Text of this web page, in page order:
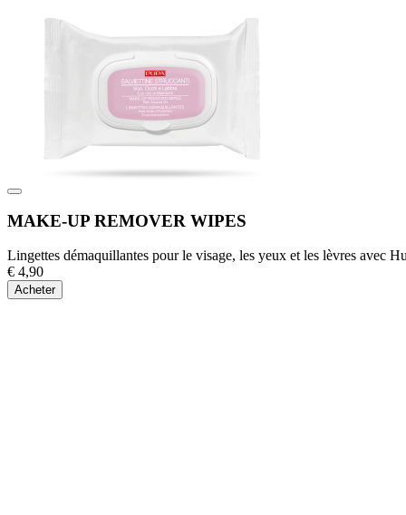
MAKE-UP REMOVER WIPES
Lingettes démaquillantes pour le visage, les yeux et les lèvres avec
€ 4,90
Acheter